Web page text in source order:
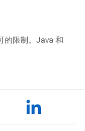
的限制。Java 和